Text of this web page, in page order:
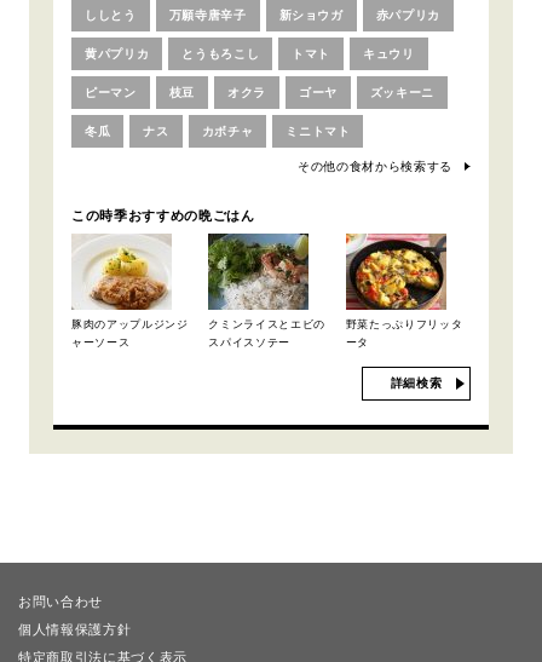
ししとう 万願寺唐辛子 新ショウガ 赤パプリカ
黄パプリカ とうもろこし トマト キュウリ
ピーマン 枝豆 オクラ ゴーヤ ズッキーニ
冬瓜 ナス カボチャ ミニトマト
その他の食材から検索する
この時季おすすめの晩ごはん
豚肉のアップルジンジ
ャーソース
クミンライスとエビの
スパイスソテー
野菜たっぷりフリッタ
ータ
詳細検索
お問い合わせ
個人情報保護方針
特定商取引法に基づく表示